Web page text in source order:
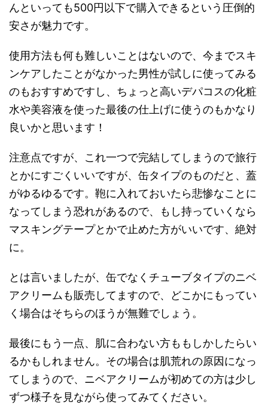
んといっても500円以下で購入できるという圧倒的
安さが魅力です。
使用方法も何も難しいことはないので、今までスキ
ンケアしたことがなかった男性が試しに使ってみる
のもおすすめですし、ちょっと高いデパコスの化粧
水や美容液を使った最後の仕上げに使うのもかなり
良いかと思います！
注意点ですが、これ一つで完結してしまうので旅行
とかにすごくいいですが、缶タイプのものだと、蓋
がゆるゆるです。鞄に入れておいたら悲惨なことに
なってしまう恐れがあるので、もし持っていくなら
マスキングテープとかで止めた方がいいです、絶対
に。
とは言いましたが、缶でなくチューブタイプのニベ
アクリームも販売してますので、どこかにもってい
く場合はそちらのほうが無難でしょう。
最後にもう一点、肌に合わない方ももしかしたらい
るかもしれません。その場合は肌荒れの原因になっ
てしまうので、ニベアクリームが初めての方は少し
ずつ様子を見ながら使ってみてください。